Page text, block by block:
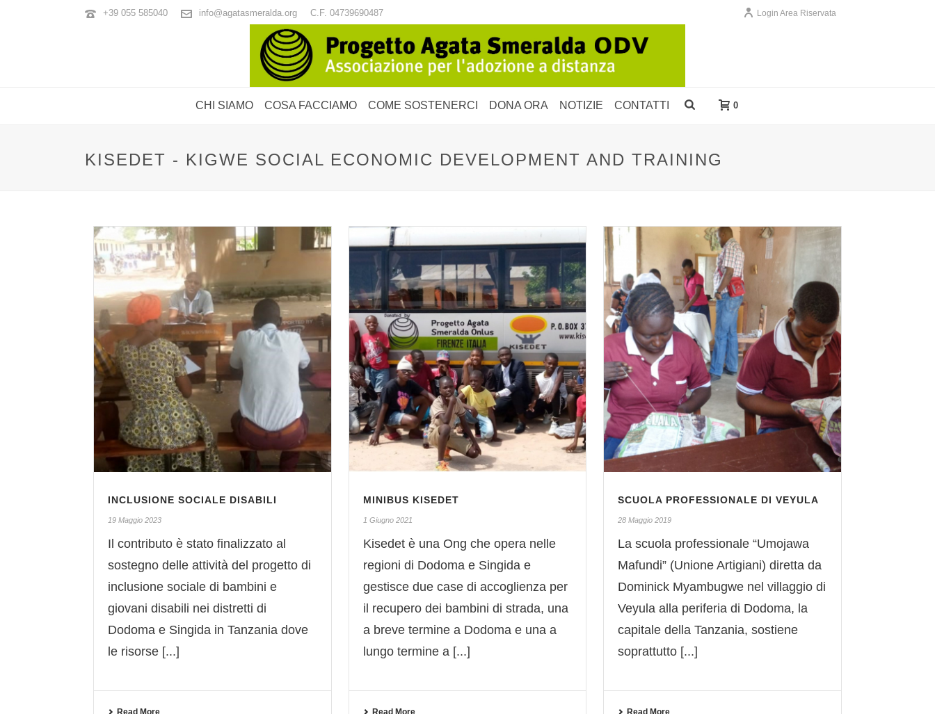
+39 055 585040 info@agatasmeralda.org C.F. 04739690487 Login Area Riservata
CHI SIAMO COSA FACCIAMO COME SOSTENERCI DONA ORA NOTIZIE CONTATTI 0
KISEDET - KIGWE SOCIAL ECONOMIC DEVELOPMENT AND TRAINING
INCLUSIONE SOCIALE DISABILI
19 Maggio 2023
Il contributo è stato finalizzato al
sostegno delle attività del progetto di
inclusione sociale di bambini e
giovani disabili nei distretti di
Dodoma e Singida in Tanzania dove
le risorse [...]
Read More
MINIBUS KISEDET
1 Giugno 2021
Kisedet è una Ong che opera nelle
regioni di Dodoma e Singida e
gestisce due case di accoglienza per
il recupero dei bambini di strada, una
a breve termine a Dodoma e una a
lungo termine a [...]
Read More
SCUOLA PROFESSIONALE DI VEYULA
28 Maggio 2019
La scuola professionale “Umojawa
Mafundi” (Unione Artigiani) diretta da
Dominick Myambugwe nel villaggio di
Veyula alla periferia di Dodoma, la
capitale della Tanzania, sostiene
soprattutto [...]
Read More